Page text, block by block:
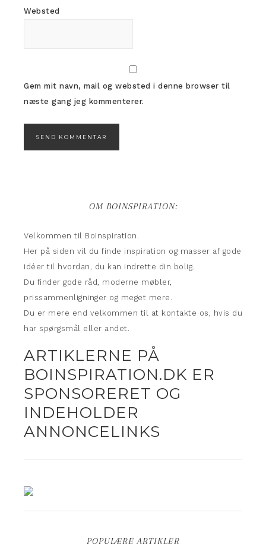
Websted
Gem mit navn, mail og websted i denne browser til
næste gang jeg kommenterer.
OM BOINSPIRATION:
Velkommen til Boinspiration.
Her på siden vil du finde inspiration og masser af gode
idéer til hvordan, du kan indrette din bolig.
Du finder gode råd, moderne møbler,
prissammenligninger og meget mere.
Du er mere end velkommen til at kontakte os, hvis du
har spørgsmål eller andet.
ARTIKLERNE PÅ
BOINSPIRATION.DK ER
SPONSORERET OG
INDEHOLDER
ANNONCELINKS
POPULÆRE ARTIKLER